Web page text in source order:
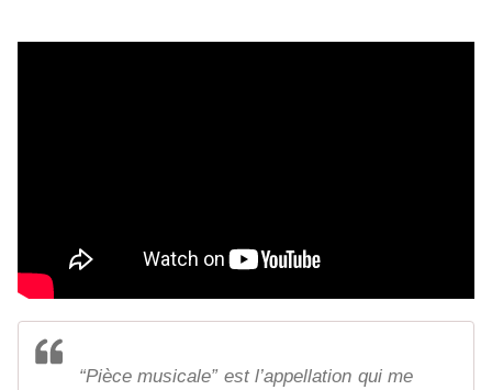
“Pièce musicale” est l’appellation qui me